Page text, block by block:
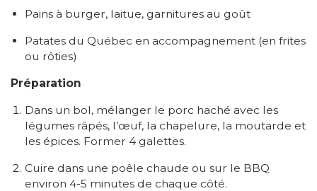
Pains à burger, laitue, garnitures au goût
Patates du Québec en accompagnement (en frites
ou rôties)
Préparation
Dans un bol, mélanger le porc haché avec les
légumes râpés, l’œuf, la chapelure, la moutarde et
les épices. Former 4 galettes.
Cuire dans une poêle chaude ou sur le BBQ
environ 4-5 minutes de chaque côté.